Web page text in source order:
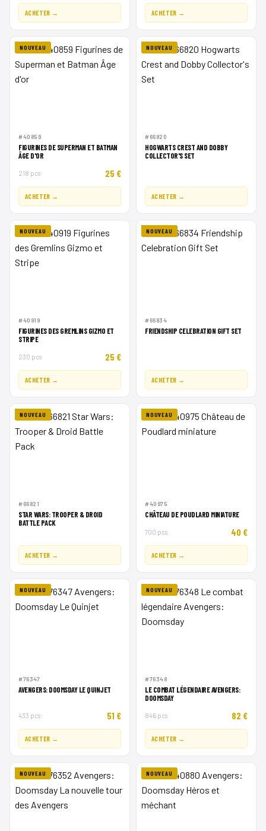
ACHETER → ACHETER →
NOUVEAU
#40859
FIGURINES DE SUPERMAN ET BATMAN
ÂGE D'OR
218 pcs 25 €
ACHETER →
NOUVEAU
#66820
HOGWARTS CREST AND DOBBY
COLLECTOR'S SET
ACHETER →
NOUVEAU
#40919
FIGURINES DES GREMLINS GIZMO ET
STRIPE
230 pcs 25 €
ACHETER →
NOUVEAU
#66834
FRIENDSHIP CELEBRATION GIFT SET
ACHETER →
NOUVEAU
#66821
STAR WARS: TROOPER & DROID
BATTLE PACK
ACHETER →
NOUVEAU
#40975
CHÂTEAU DE POUDLARD MINIATURE
700 pcs 40 €
ACHETER →
NOUVEAU
#76347
AVENGERS: DOOMSDAY LE QUINJET
433 pcs 51 €
ACHETER →
NOUVEAU
#76348
LE COMBAT LÉGENDAIRE AVENGERS:
DOOMSDAY
846 pcs 82 €
ACHETER →
NOUVEAU NOUVEAU